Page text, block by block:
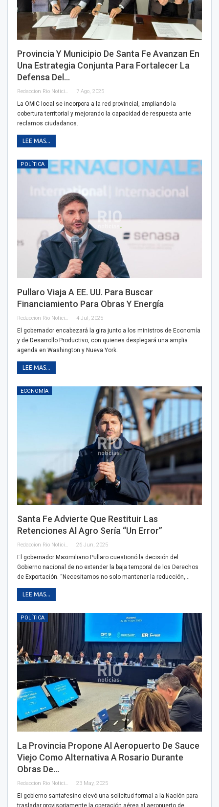
Provincia Y Municipio De Santa Fe Avanzan En
Una Estrategia Conjunta Para Fortalecer La
Defensa Del…
Redaccion Rio Noticias 7 Ago, 2025
La OMIC local se incorpora a la red provincial, ampliando la
cobertura territorial y mejorando la capacidad de respuesta ante
reclamos ciudadanos.
LEE MAS...
POLÍTICA
Pullaro Viaja A EE. UU. Para Buscar
Financiamiento Para Obras Y Energía
Redaccion Rio Noticias 4 Jul, 2025
El gobernador encabezará la gira junto a los ministros de Economía
y de Desarrollo Productivo, con quienes desplegará una amplia
agenda en Washington y Nueva York.
LEE MAS...
ECONOMÍA
Santa Fe Advierte Que Restituir Las
Retenciones Al Agro Sería “un Error”
Redaccion Rio Noticias 26 Jun, 2025
El gobernador Maximiliano Pullaro cuestionó la decisión del
Gobierno nacional de no extender la baja temporal de los Derechos
de Exportación. “Necesitamos no solo mantener la reducción,…
LEE MAS...
POLÍTICA
La Provincia Propone Al Aeropuerto De Sauce
Viejo Como Alternativa A Rosario Durante
Obras De…
Redaccion Rio Noticias 23 May, 2025
El gobierno santafesino elevó una solicitud formal a la Nación para
trasladar provisoriamente la operación aérea al aeropuerto de